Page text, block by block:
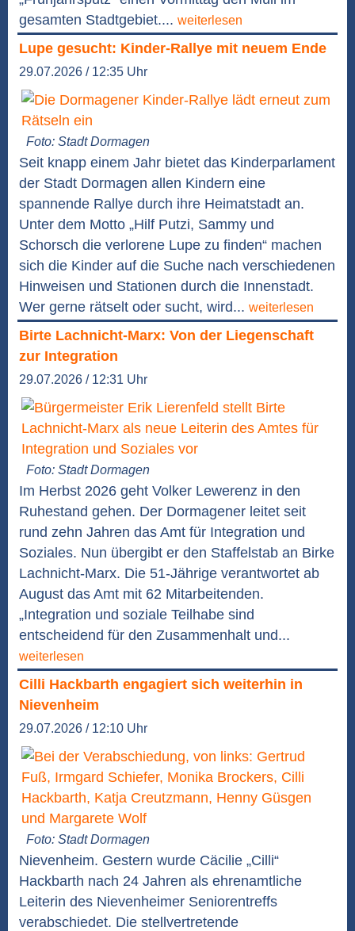
gesamten Stadtgebiet.... weiterlesen
Lupe gesucht: Kinder-Rallye mit neuem Ende
29.07.2026 / 12:35 Uhr
Foto: Stadt Dormagen
Seit knapp einem Jahr bietet das Kinderparlament
der Stadt Dormagen allen Kindern eine
spannende Rallye durch ihre Heimatstadt an.
Unter dem Motto „Hilf Putzi, Sammy und
Schorsch die verlorene Lupe zu finden“ machen
sich die Kinder auf die Suche nach verschiedenen
Hinweisen und Stationen durch die Innenstadt.
Wer gerne rätselt oder sucht, wird... weiterlesen
Birte Lachnicht-Marx: Von der Liegenschaft
zur Integration
29.07.2026 / 12:31 Uhr
Foto: Stadt Dormagen
Im Herbst 2026 geht Volker Lewerenz in den
Ruhestand gehen. Der Dormagener leitet seit
rund zehn Jahren das Amt für Integration und
Soziales. Nun übergibt er den Staffelstab an Birke
Lachnicht-Marx. Die 51-Jährige verantwortet ab
August das Amt mit 62 Mitarbeitenden.
„Integration und soziale Teilhabe sind
entscheidend für den Zusammenhalt und...
weiterlesen
Cilli Hackbarth engagiert sich weiterhin in
Nievenheim
29.07.2026 / 12:10 Uhr
Foto: Stadt Dormagen
Nievenheim. Gestern wurde Cäcilie „Cilli“
Hackbarth nach 24 Jahren als ehrenamtliche
Leiterin des Nievenheimer Seniorentreffs
verabschiedet. Die stellvertretende